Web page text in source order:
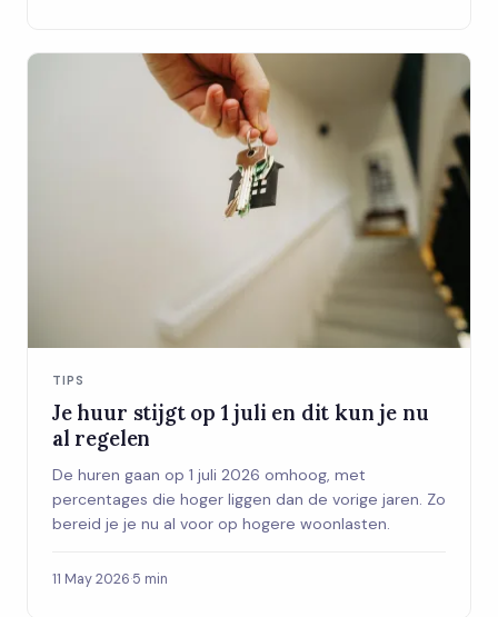
TIPS
Je huur stijgt op 1 juli en dit kun je nu
al regelen
De huren gaan op 1 juli 2026 omhoog, met
percentages die hoger liggen dan de vorige jaren. Zo
bereid je je nu al voor op hogere woonlasten.
11 May 2026·5 min